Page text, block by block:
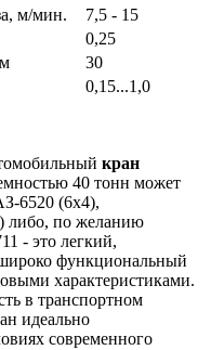
м/мин.
7,5 - 15
0,25
30
0,15...1,0
кран
40 тонн может
6520 (6х4),
либо, по желанию
- это легкий,
функциональный
характеристиками.
в транспортном
идеально
современного